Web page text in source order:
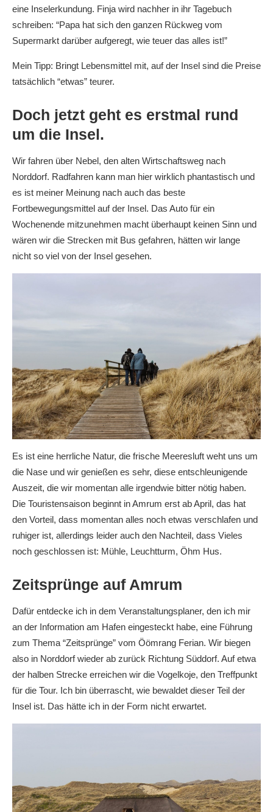
eine Inselerkundung. Finja wird nachher in ihr Tagebuch
schreiben: “Papa hat sich den ganzen Rückweg vom
Supermarkt darüber aufgeregt, wie teuer das alles ist!”
Mein Tipp: Bringt Lebensmittel mit, auf der Insel sind die Preise
tatsächlich “etwas” teurer.
Doch jetzt geht es erstmal rund
um die Insel.
Wir fahren über Nebel, den alten Wirtschaftsweg nach
Norddorf. Radfahren kann man hier wirklich phantastisch und
es ist meiner Meinung nach auch das beste
Fortbewegungsmittel auf der Insel. Das Auto für ein
Wochenende mitzunehmen macht überhaupt keinen Sinn und
wären wir die Strecken mit Bus gefahren, hätten wir lange
nicht so viel von der Insel gesehen.
Es ist eine herrliche Natur, die frische Meeresluft weht uns um
die Nase und wir genießen es sehr, diese entschleunigende
Auszeit, die wir momentan alle irgendwie bitter nötig haben.
Die Touristensaison beginnt in Amrum erst ab April, das hat
den Vorteil, dass momentan alles noch etwas verschlafen und
ruhiger ist, allerdings leider auch den Nachteil, dass Vieles
noch geschlossen ist: Mühle, Leuchtturm, Öhm Hus.
Zeitsprünge auf Amrum
Dafür entdecke ich in dem Veranstaltungsplaner, den ich mir
an der Information am Hafen eingesteckt habe, eine Führung
zum Thema “Zeitsprünge” vom Öömrang Ferian. Wir biegen
also in Norddorf wieder ab zurück Richtung Süddorf. Auf etwa
der halben Strecke erreichen wir die Vogelkoje, den Treffpunkt
für die Tour. Ich bin überrascht, wie bewaldet dieser Teil der
Insel ist. Das hätte ich in der Form nicht erwartet.